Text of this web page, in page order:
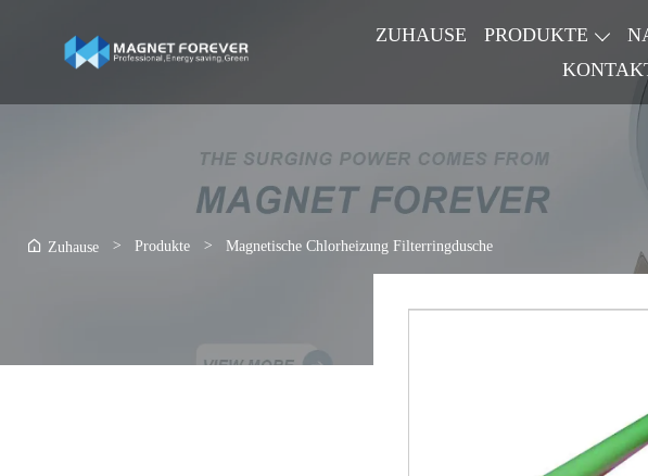
ZUHAUSE PRODUKTE
Zuhause > Produkte > Magnetische Chlorheizung Filterringdusche